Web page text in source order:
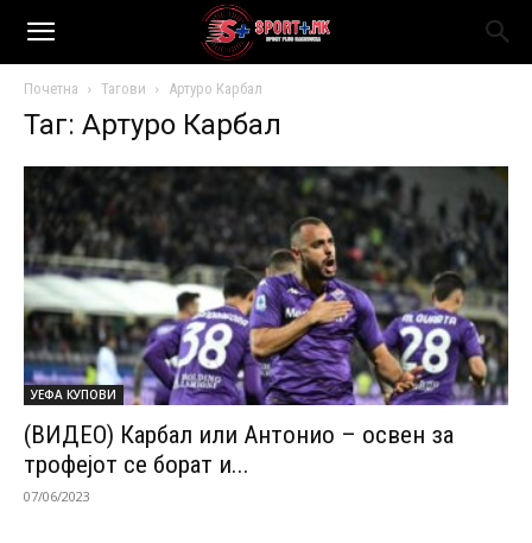
Почетна Тагови Артуро Карбал
Таг: Артуро Карбал
УЕФА КУПОВИ
(ВИДЕО) Карбал или Антонио – освен за
трофејот се борат и...
07/06/2023